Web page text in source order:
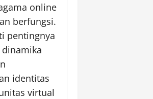
online
berfungsi.
pentingnya
identitas
virtual